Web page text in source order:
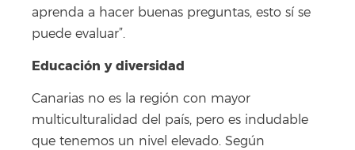
aprenda a hacer buenas preguntas, esto sí se
puede evaluar”.
Educación y diversidad
Canarias no es la región con mayor
multiculturalidad del país, pero es indudable
que tenemos un nivel elevado. Según